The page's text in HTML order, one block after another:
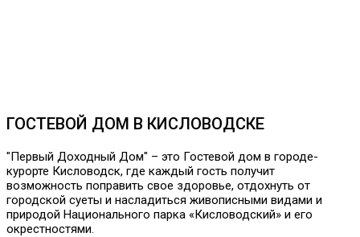
ГОСТЕВОЙ ДОМ В КИСЛОВОДСКЕ
"Первый Доходный Дом" – это Гостевой дом в городе-
курорте Кисловодск, где каждый гость получит
возможность поправить свое здоровье, отдохнуть от
городской суеты и насладиться живописными видами и
природой Национального парка «Кисловодский» и его
окрестностями.